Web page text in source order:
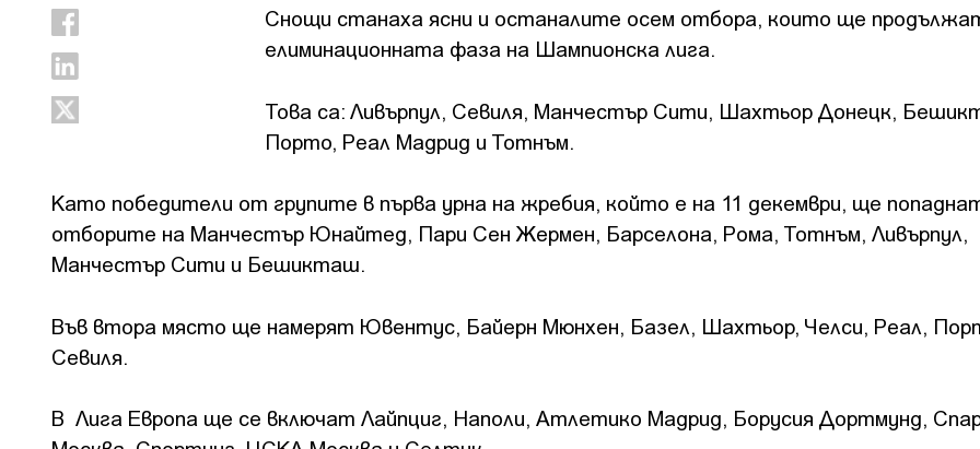
Снощи станаха ясни и останалите осем отбора, които ще
елиминационната фаза на Шампионска лига.
Това са: Ливърпул, Севиля, Манчестър Сити, Шахтьор Донецк,
Порто, Реал Мадрид и Тотнъм.
Като победители от групите в първа урна на жребия, който е на 11 декември, ще
отборите на Манчестър Юнайтед, Пари Сен Жермен, Барселона, Рома, Тотнъм, Ливърпул,
Манчестър Сити и Бешикташ.
Във втора място ще намерят Ювентус, Байерн Мюнхен, Базел, Шахтьор, Челси, Реал,
Севиля.
В Лига Европа ще се включат Лайпциг, Наполи, Атлетико Мадрид, Борусия Дортмунд,